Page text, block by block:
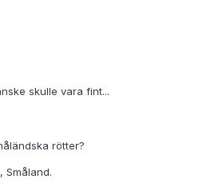
skulle vara fint...
rötter?
Småland.